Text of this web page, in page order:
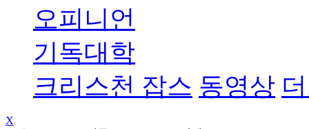
오피니언
기독대학
크리스천 잡스 동영상
X